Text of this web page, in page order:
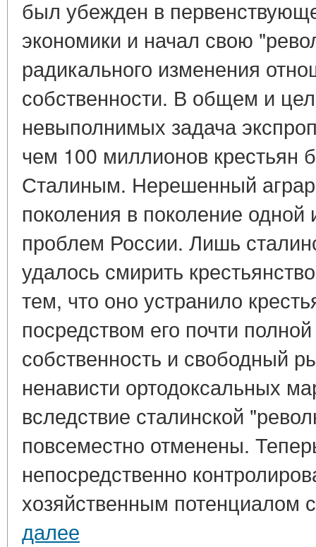
был убежден в
экономики и начал свою
радикального изменения
собственности. В общем и
невыполнимых задача
чем 100 миллионов крестьян
Сталиным. Нерешенный
поколения в поколение
проблем России. Лишь
удалось смирить
тем, что оно устранило
посредством его почти
собственность и свободный
ненависти ортодоксальных
вследствие сталинской
повсеместно отменены.
непосредственно
хозяйственным потенциалом
далее